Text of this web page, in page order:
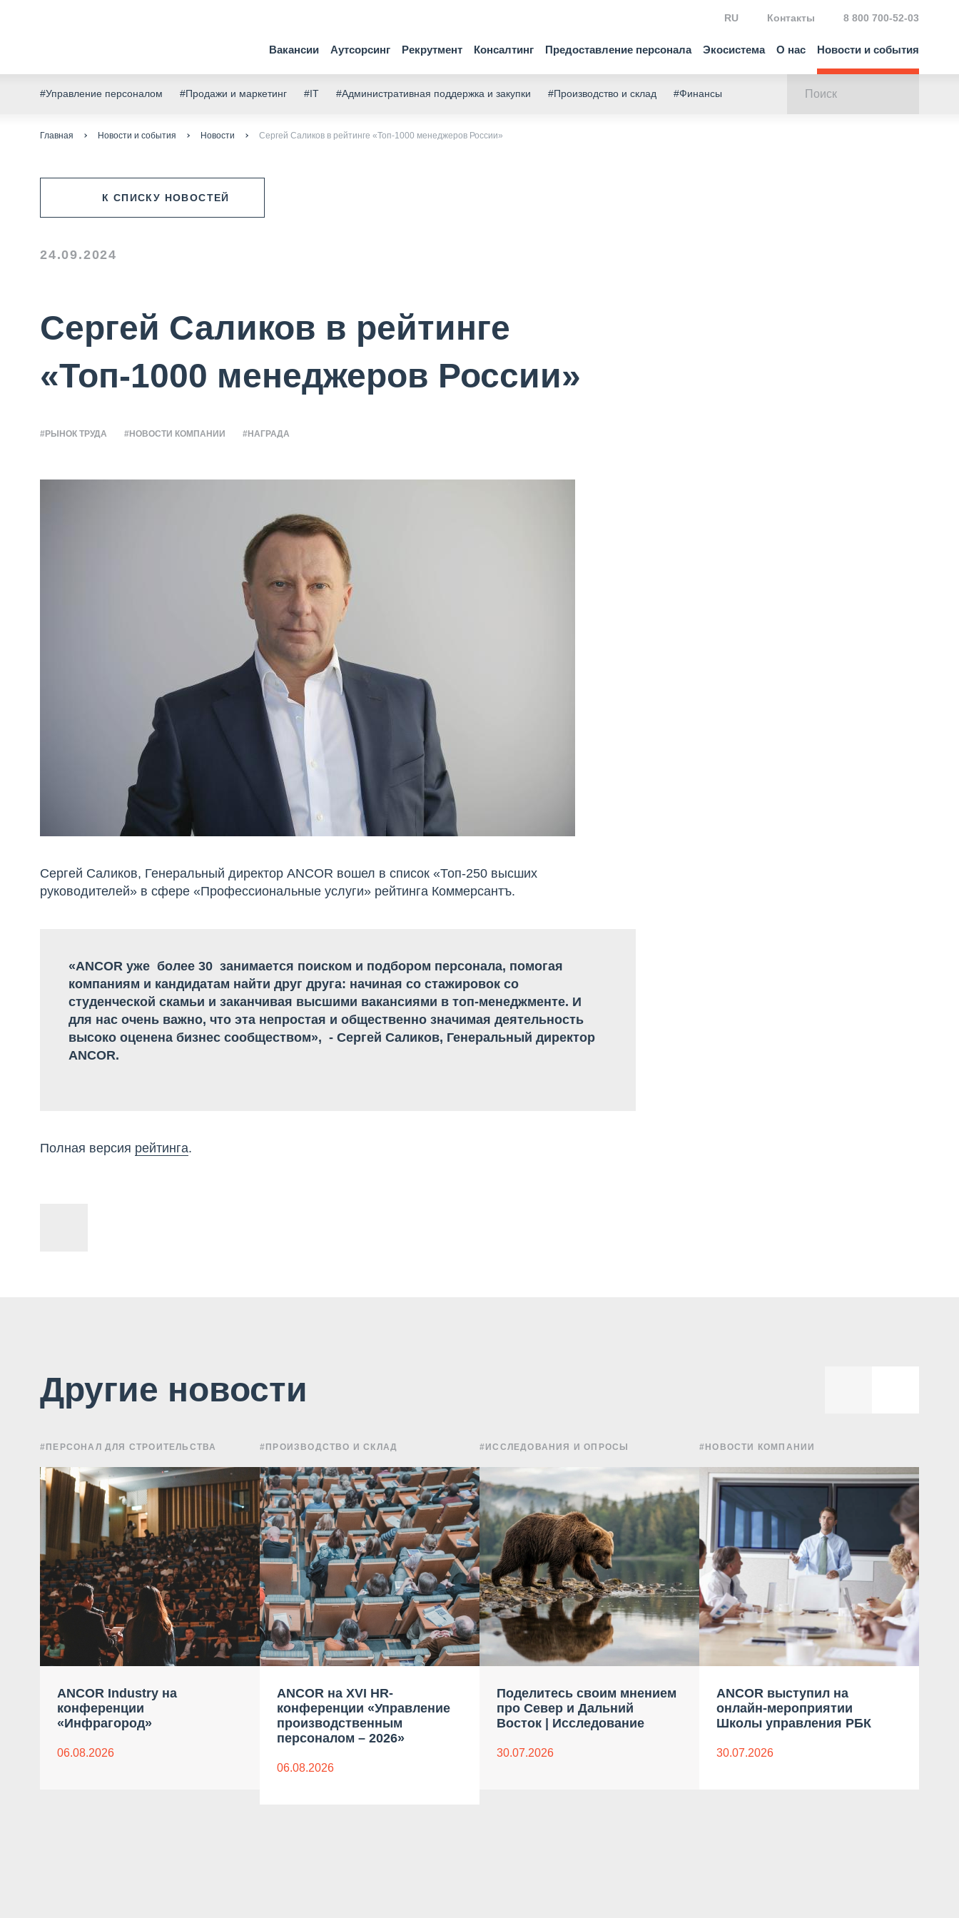
Вакансии Аутсорсинг Рекрутмент Консалтинг Предоставление персонала Экосистема О нас Новости и события
RU Контакты 8 800 700-52-03
#Управление персоналом #Продажи и маркетинг #IT #Административная поддержка и закупки #Производство и склад #Финансы
Главная Новости и события Новости Сергей Саликов в рейтинге «Топ-1000 менеджеров России»
К СПИСКУ НОВОСТЕЙ
24.09.2024
Сергей Саликов в рейтинге
«Топ-1000 менеджеров России»
#РЫНОК ТРУДА #НОВОСТИ КОМПАНИИ #НАГРАДА
Сергей Саликов, Генеральный директор ANCOR вошел в список «Топ-250 высших
руководителей» в сфере «Профессиональные услуги» рейтинга Коммерсантъ.
«ANCOR уже более 30 занимается поиском и подбором персонала, помогая
компаниям и кандидатам найти друг друга: начиная со стажировок со
студенческой скамьи и заканчивая высшими вакансиями в топ-менеджменте. И
для нас очень важно, что эта непростая и общественно значимая деятельность
высоко оценена бизнес сообществом», - Сергей Саликов, Генеральный директор
ANCOR.
Полная версия рейтинга.
Другие новости
#ПЕРСОНАЛ ДЛЯ СТРОИТЕЛЬСТВА
ANCOR Industry на
конференции
«Инфрагород»
06.08.2026
#ПРОИЗВОДСТВО И СКЛАД
ANCOR на XVI HR-
конференции «Управление
производственным
персоналом – 2026»
06.08.2026
#ИССЛЕДОВАНИЯ И ОПРОСЫ
Поделитесь своим мнением
про Север и Дальний
Восток | Исследование
30.07.2026
#НОВОСТИ КОМПАНИИ
ANCOR выступил на
онлайн-мероприятии
Школы управления РБК
30.07.2026